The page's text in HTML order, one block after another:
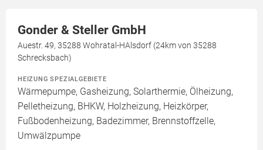
Gonder & Steller GmbH
Auestr. 49, 35288 Wohratal-HAlsdorf (24km von 35288
Schrecksbach)
HEIZUNG SPEZIALGEBIETE
Wärmepumpe, Gasheizung, Solarthermie, Ölheizung,
Pelletheizung, BHKW, Holzheizung, Heizkörper,
Fußbodenheizung, Badezimmer, Brennstoffzelle,
Umwälzpumpe